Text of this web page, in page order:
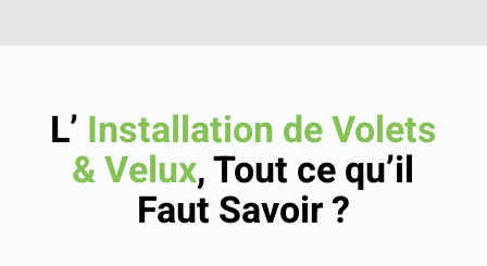
L’ Installation de Volets
& Velux, Tout ce qu’il
Faut Savoir?